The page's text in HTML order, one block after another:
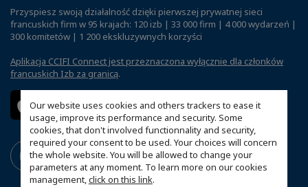
Our website uses cookies and others trackers to ease it
usage, improve its performance and security. Some
cookies, that don't involved functionnality and security,
required your consent to be used. Your choices will concern
the whole website. You will be allowed to change your
parameters at any moment. To learn more on our cookies
management,click on this link.
Przyspiesz swoją działalność dzięki pierwszej prywatnej sieci
francuskich firm w 95 krajach: 120 izb | 33 000 firm | 4 000 wydarzeń |
300 komitetów | 1 200 ekskluzywnych korzyści
Aplikacja CCIFI Connect jest przeznaczona wyłącznie dla członków
francuskich Izb za granicą.